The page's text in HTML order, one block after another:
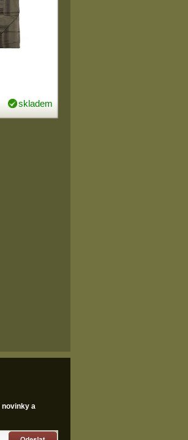
skladem
novinky a